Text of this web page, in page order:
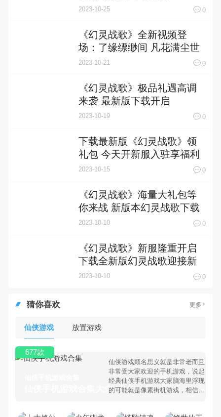
2023-10-25 0
《幻灵战歌》全新视频登
场：了缘缥缈间 凡花满尘世
2023-10-21 0
《幻灵战歌》极品礼遇高调
来袭 最新版下载开启
2023-10-19 0
下载最新版《幻灵战歌》领
礼包 今天开新服入驻享福利
2023-10-15 0
《幻灵战歌》海量大礼包等
你来战 新版本幻灵战歌下载
一并送上
2023-10-10 0
《幻灵战歌》新服隆重开启
下载全新版幻灵战歌迎接新
征程
2023-10-10 0
猜你喜欢 更多
仙侠游戏 放置游戏
仙侠手机游戏合集大全 >
仙侠游戏顾名思义就是非常老而且
非常受大家欢迎的手机游戏，说起
经典仙侠手机游戏大家脑海里浮现
的可能就是像素街机游戏，相信很
677款